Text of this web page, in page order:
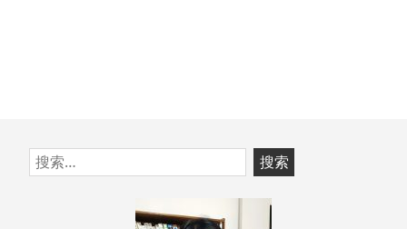
跳
至
搜
索：